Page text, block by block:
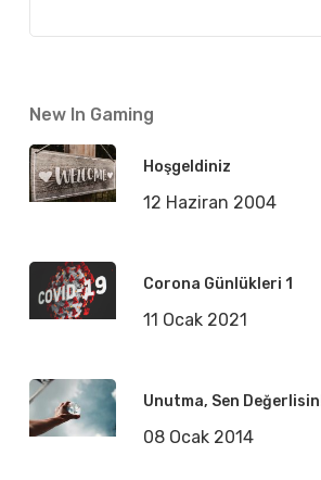
New In Gaming
Hoşgeldiniz
12 Haziran 2004
Corona Günlükleri 1
11 Ocak 2021
Unutma, Sen
08 Ocak 2014